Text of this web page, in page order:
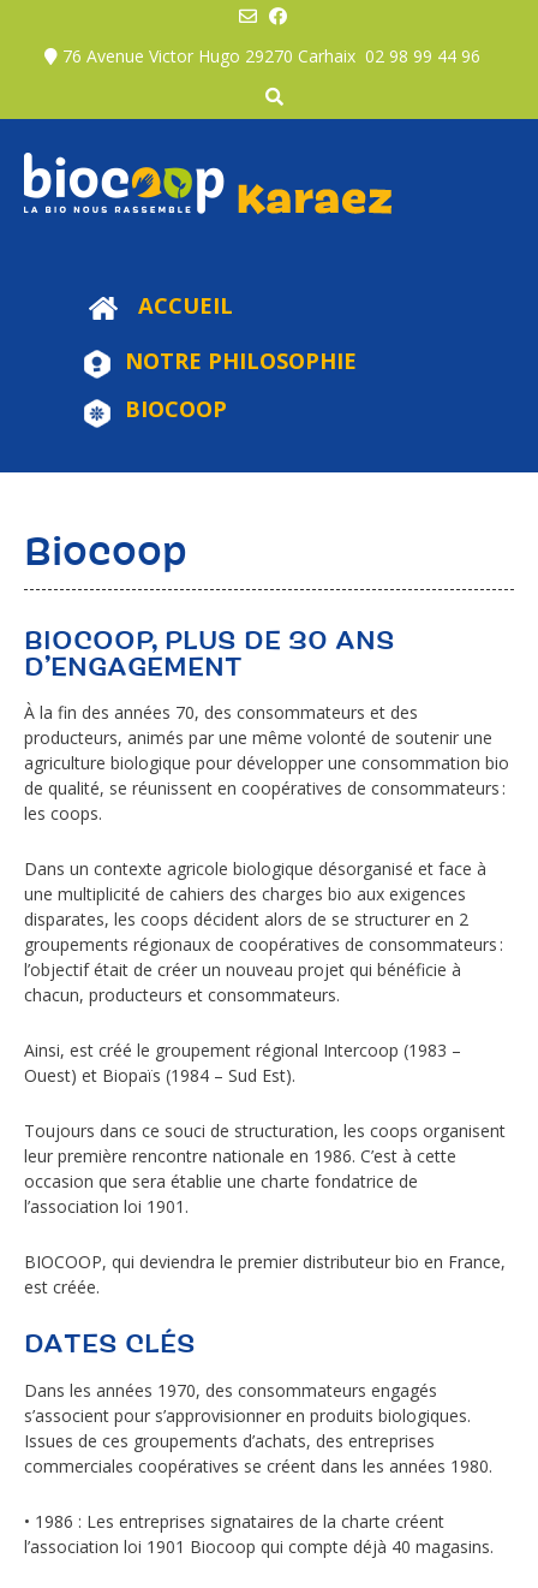
content76 Avenue Victor Hugo 29270 Carhaix 02 98 99 44 96
ACCUEIL
NOTRE PHILOSOPHIE
BIOCOOP
Biocoop
BIOCOOP, PLUS DE 30 ANS
D’ENGAGEMENT
À la fin des années 70, des consommateurs et des
producteurs, animés par une même volonté de soutenir une
agriculture biologique pour développer une consommation bio
de qualité, se réunissent en coopératives de consommateurs :
les coops.
Dans un contexte agricole biologique désorganisé et face à
une multiplicité de cahiers des charges bio aux exigences
disparates, les coops décident alors de se structurer en 2
groupements régionaux de coopératives de consommateurs :
l’objectif était de créer un nouveau projet qui bénéficie à
chacun, producteurs et consommateurs.
Ainsi, est créé le groupement régional Intercoop (1983 –
Ouest) et Biopaïs (1984 – Sud Est).
Toujours dans ce souci de structuration, les coops organisent
leur première rencontre nationale en 1986. C’est à cette
occasion que sera établie une charte fondatrice de
l’association loi 1901.
BIOCOOP, qui deviendra le premier distributeur bio en France,
est créée.
DATES CLÉS
Dans les années 1970, des consommateurs engagés
s’associent pour s’approvisionner en produits biologiques.
Issues de ces groupements d’achats, des entreprises
commerciales coopératives se créent dans les années 1980.
• 1986 : Les entreprises signataires de la charte créent
l’association loi 1901 Biocoop qui compte déjà 40 magasins.